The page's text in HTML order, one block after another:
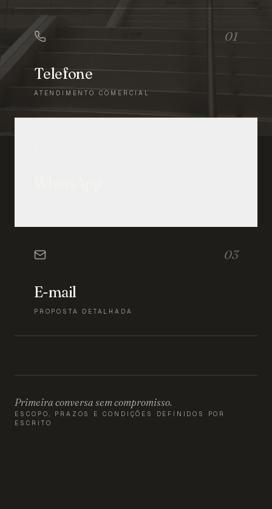
01
Telefone
ATENDIMENTO COMERCIAL
03
E-mail
PROPOSTA DETALHADA
Primeira conversa sem compromisso.
ESCOPO, PRAZOS E CONDIÇÕES DEFINIDOS POR
ESCRITO